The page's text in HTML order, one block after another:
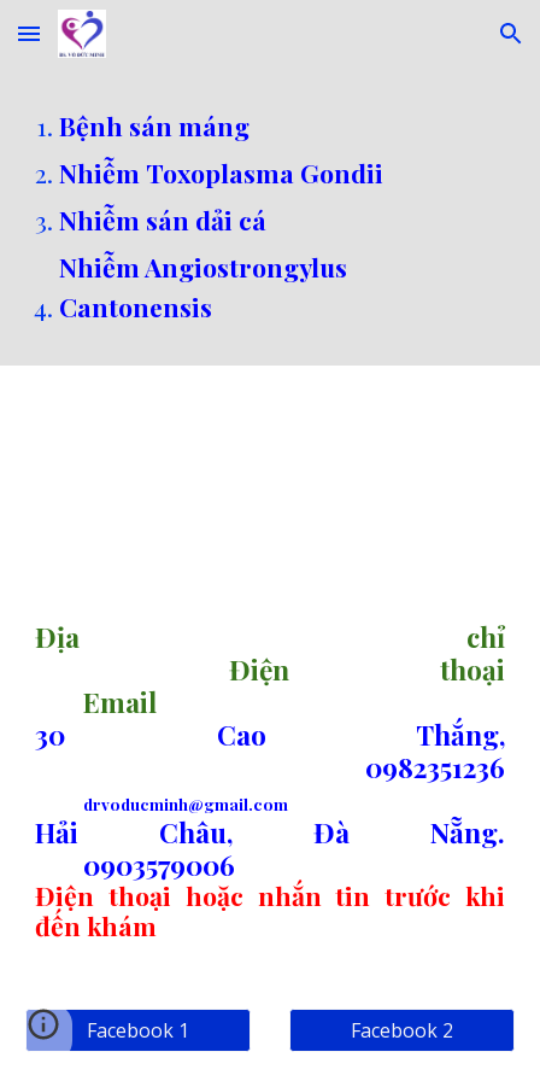
Skip to main content Skip to navigation
Bệnh sán máng
Nhiễm Toxoplasma Gondii
Nhiễm sán dải cá
Nhiễm Angiostrongylus
Cantonensis
Địa chỉ
Điện thoại
Email
30 Cao Thắng,
0982351236
drvoducminh@gmail.com
Hải Châu, Đà Nẵng.
0903579006
Điện thoại hoặc nhắn tin trước khi
đến khám
Facebook 1 Facebook 2